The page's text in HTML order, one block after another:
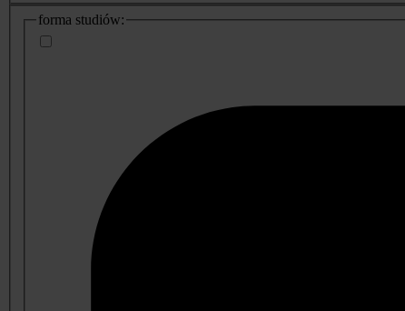
dodatkowe
informacje
forma studiów: